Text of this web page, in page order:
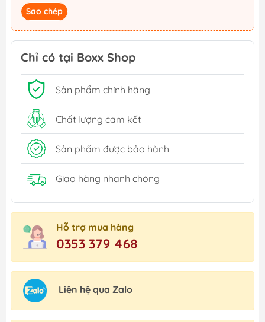
Sao chép
Chỉ có tại Boxx Shop
Sản phẩm chính hãng
Chất lượng cam kết
Sản phẩm được bảo hành
Giao hàng nhanh chóng
Hỗ trợ mua hàng
0353 379 468
Liên hệ qua Zalo